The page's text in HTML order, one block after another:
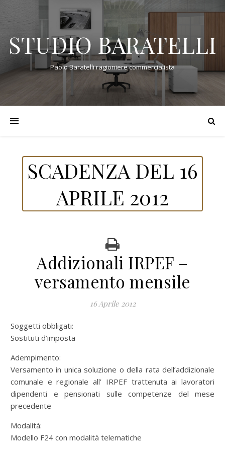
STUDIO BARATELLI
Paolo Baratelli ragioniere commercialista
SCADENZA DEL 16
APRILE 2012
Addizionali IRPEF –
versamento mensile
16 Aprile 2012
Soggetti obbligati:
Sostituti d’imposta
Adempimento:
Versamento in unica soluzione o della rata dell’addizionale
comunale e regionale all’ IRPEF trattenuta ai lavoratori
dipendenti e pensionati sulle competenze del mese
precedente
Modalità:
Modello F24 con modalità telematiche